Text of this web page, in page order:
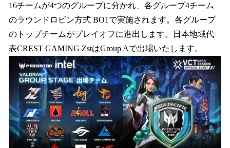
16チームが4つのグループに分かれ、各グループ4チーム
のラウンドロビン方式 BO1で実施されます。各グループ
のトップチームがプレイオフに進出します。日本地域代
表CREST GAMING ZstはGroup Aで出場いたします。